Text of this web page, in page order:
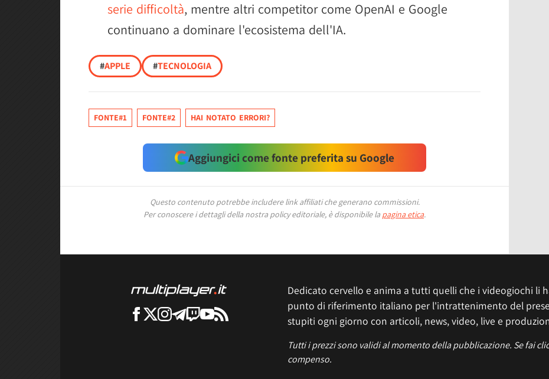
serie difficoltà, mentre altri competitor come OpenAI e Google
continuano a dominare l'ecosistema dell'IA.
#APPLE #TECNOLOGIA
FONTE#1 FONTE#2 HAI NOTATO ERRORI?
Aggiungici come fonte preferita su Google
Questo contenuto potrebbe includere link affiliati che generano commissioni.
Per conoscere i dettagli della nostra policy editoriale, è disponibile la pagina etica.
Dedicato cervello e anima a tutti quelli che i videogiochi li
punto di riferimento italiano per l'intrattenimento del
stupiti ogni giorno con articoli, news, video, live e
Tutti i prezzi sono validi al momento della pubblicazione. Se fai
compenso.